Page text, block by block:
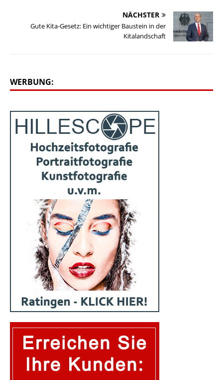
NÄCHSTER
Gute Kita-Gesetz: Ein wichtiger Baustein in der
Kitalandschaft
WERBUNG: